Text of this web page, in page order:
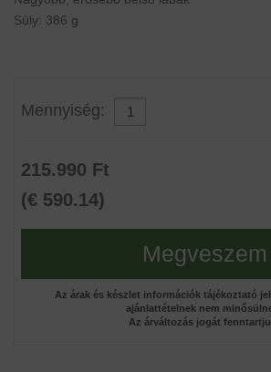
Súly: 386 g
Mennyiség:
215.990 Ft
(€ 590.14)
Megveszem
Az árak és készlet információk tájékoztató
ajánlattételnek nem
Az árváltozás jogát